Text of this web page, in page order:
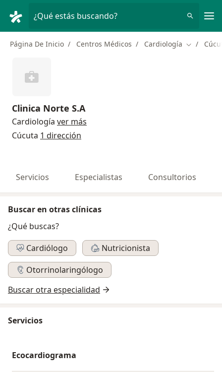
¿Qué estás buscando?
Página De Inicio Centros Médicos Cardiología Cambiar
Clinica Norte S.A
Cardiología ver más
Cúcuta 1 dirección
Servicios Especialistas Consultorios
Buscar en otras clínicas
¿Qué buscas?
Cardiólogo
Nutricionista
Otorrinolaringólogo
Buscar otra especialidad
Servicios
Ecocardiograma